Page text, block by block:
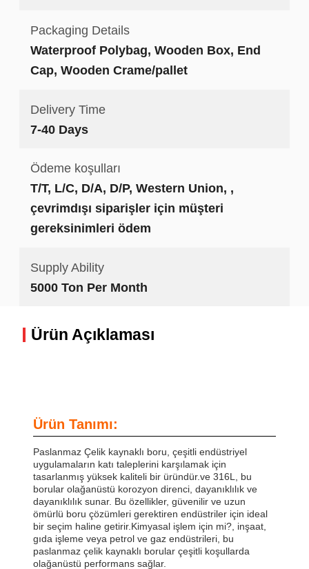
Packaging Details
Waterproof Polybag, Wooden Box, End
Cap, Wooden Crame/pallet
Delivery Time
7-40 Days
Ödeme koşulları
T/T, L/C, D/A, D/P, Western Union, ,
çevrimdışı siparişler için müşteri
gereksinimleri ödem
Supply Ability
5000 Ton Per Month
Ürün Açıklaması
Ürün Tanımı:
Paslanmaz Çelik kaynaklı boru, çeşitli endüstriyel
uygulamaların katı taleplerini karşılamak için
tasarlanmış yüksek kaliteli bir üründür.ve 316L, bu
borular olağanüstü korozyon direnci, dayanıklılık ve
dayanıklılık sunar. Bu özellikler, güvenilir ve uzun
ömürlü boru çözümleri gerektiren endüstriler için ideal
bir seçim haline getirir.Kimyasal işlem için mi?, inşaat,
gıda işleme veya petrol ve gaz endüstrileri, bu
paslanmaz çelik kaynaklı borular çeşitli koşullarda
olağanüstü performans sağlar.